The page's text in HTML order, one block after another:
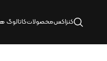
کنزاکسمحصولاتکاتالوگ‌